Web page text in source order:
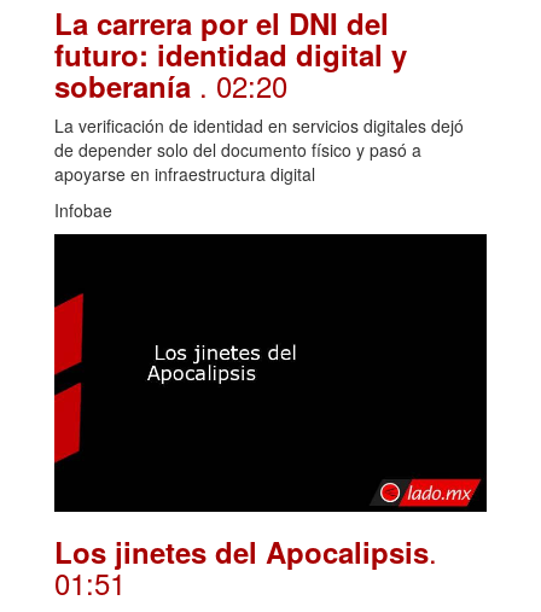
La carrera por el DNI del
futuro: identidad digital y
soberanía . 02:20
La verificación de identidad en servicios digitales dejó
de depender solo del documento físico y pasó a
apoyarse en infraestructura digital
Infobae
Los jinetes del Apocalipsis.
01:51